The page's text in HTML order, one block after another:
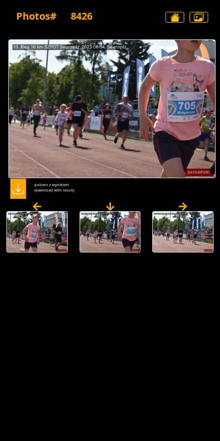
Photos# 8426
pobierz z wynikiem
(dawnload with result)